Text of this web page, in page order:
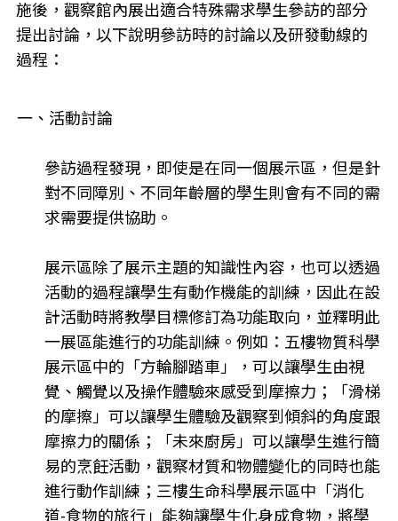
施後，觀察館內展出適合特殊需求學生參訪的部分
提出討論，以下說明參訪時的討論以及研發動線的
過程：
一、活動討論
參訪過程發現，即使是在同一個展示區，但是針
對不同障別、不同年齡層的學生則會有不同的需
求需要提供協助。
展示區除了展示主題的知識性內容，也可以透過
活動的過程讓學生有動作機能的訓練，因此在設
計活動時將教學目標修訂為功能取向，並釋明此
一展區能進行的功能訓練。例如：五樓物質科學
展示區中的「方輪腳踏車」，可以讓學生由視
覺、觸覺以及操作體驗來感受到摩擦力；「滑梯
的摩擦」可以讓學生體驗及觀察到傾斜的角度跟
摩擦力的關係；「未來廚房」可以讓學生進行簡
易的烹飪活動，觀察材質和物體變化的同時也能
進行動作訓練；三樓生命科學展示區中「消化
道-食物的旅行」能夠讓學生化身成食物，將學